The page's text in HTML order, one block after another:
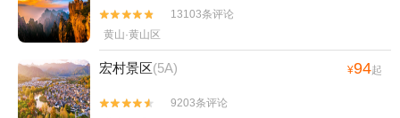


13103条评论
黄山·黄山区
宏村景区(5A) ¥94起


9203条评论